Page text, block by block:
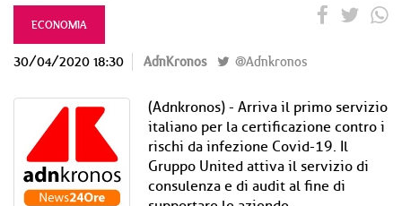
ECONOMIA
30/04/2020 18:30 AdnKronos @Adnkronos
(Adnkronos) - Arriva il primo servizio
italiano per la certificazione contro i
rischi da infezione Covid-19. Il
Gruppo United attiva il servizio di
consulenza e di audit al fine di